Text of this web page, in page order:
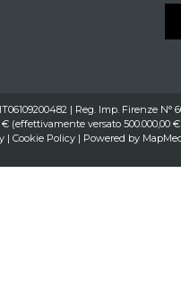
| Reg. Imp. Firenze N°
€ (effettivamente versato 500.000,00
| Cookie Policy| Powered by